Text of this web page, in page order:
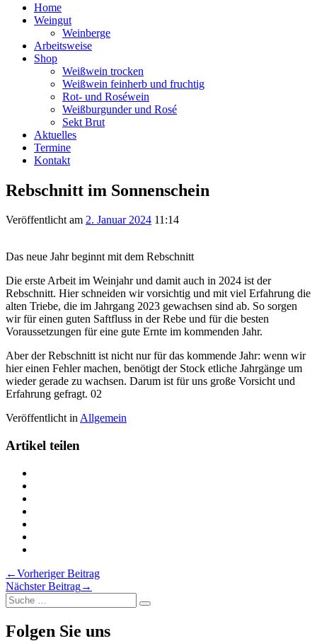
Home
Weingut
Weinberge
Arbeitsweise
Shop
Weißwein trocken
Weißwein feinherb und fruchtig
Rot- und Roséwein
Weißburgunder und Rosé
Sekt Brut
Aktuelles
Termine
Kontakt
Rebschnitt im Sonnenschein
Veröffentlicht am 2. Januar 2024 11:14
Das neue Jahr beginnt mit dem Rebschnitt
Die erste Arbeit im Weinjahr und damit auch in 2024 ist der
Rebschnitt. Hier schneiden wir vorsichtig und mit viel Erfahrung die
alten Triebe, die im Jahrgang 2023 gewachsen sind ab. So sorgen
wir für einen guten Saftfluss in der Rebe und für die besten
Voraussetzungen für eine gute Ernte im kommenden Jahr.
Aber der Rebschnitt ist nicht nur für das kommende Jahr: wenn wir
hier einen Fehler machen, benötigt der Stock etliche Jahrgänge um
wieder gerade zu wachsen. Darum ist für uns große Vorsicht und
Erfahrung gefragt. 02
Veröffentlicht inAllgemein
Artikel teilen
Pinterest
auf
Xing
Sonnenschein
via
Email
im
Sonnenschein
Beitragsnavigation
←Vorheriger Beitrag
Nächster Beitrag→
Suche
nach:
Suche
Folgen Sie uns